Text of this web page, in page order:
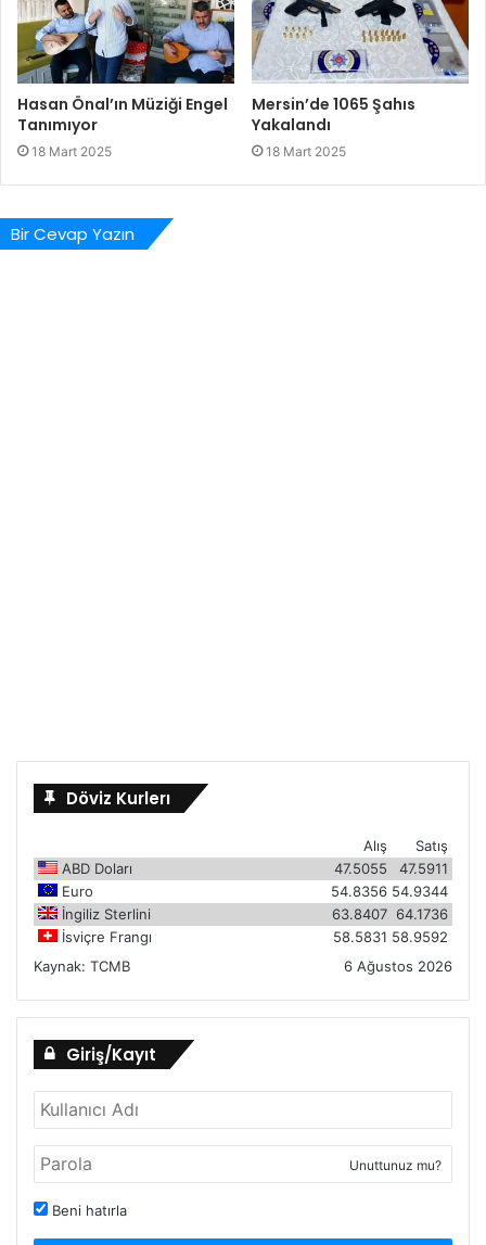
Hasan Önal’ın Müziği Engel
Tanımıyor
18 Mart 2025
Mersin’de 1065 Şahıs
Yakalandı
18 Mart 2025
Bir Cevap Yazın
Döviz Kurlerı
Satış
Alış
ABD Doları
47.5911
47.5055
Euro
54.9344
54.8356
İngiliz Sterlini
64.1736
63.8407
İsviçre Frangı
58.9592
58.5831
Kaynak: TCMB 6 Ağustos 2026
Giriş/Kayıt
Unuttunuz mu?
Beni hatırla